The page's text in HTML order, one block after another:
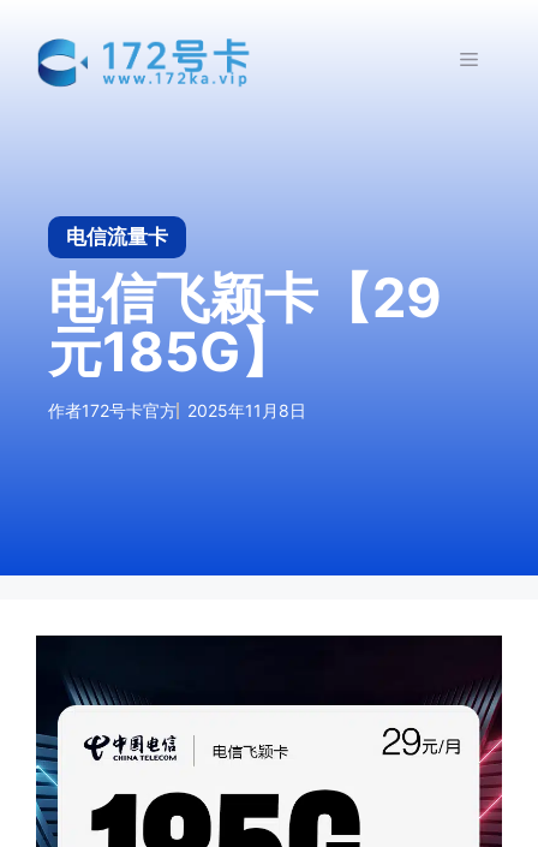
菜
电信流量卡
电信飞颖卡【29
元185G】
作者172号卡官方 2025年11月8日